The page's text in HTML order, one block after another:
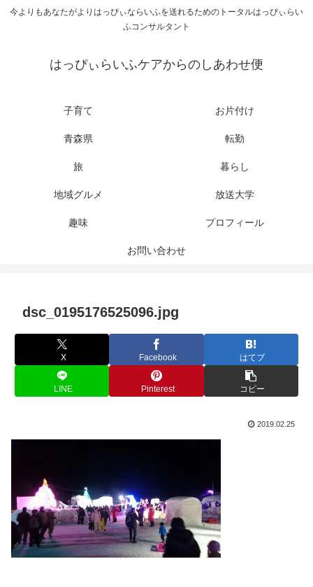
今よりもあなたがよりはっぴぃならいふを送れるためのトータルはっぴぃらい
ふコンサルタント
はっぴぃらいふケアからのしあわせ便
子育て お片付け
青森県 転勤
旅 暮らし
地域グルメ 放送大学
趣味 プロフィール
お問い合わせ
dsc_0195176525096.jpg
X Facebook はてブ
LINE Pinterest コピー
2019.02.25